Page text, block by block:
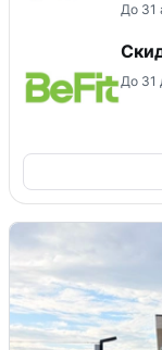
До 31
До 31